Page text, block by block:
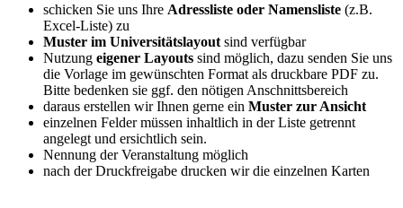
schicken Sie uns Ihre Adressliste oder Namensliste (z.B.
Excel-Liste) zu
Muster im Universitätslayout sind verfügbar
Nutzung eigener Layouts sind möglich, dazu senden Sie uns
die Vorlage im gewünschten Format als druckbare PDF zu.
Bitte bedenken sie ggf. den nötigen Anschnittsbereich
daraus erstellen wir Ihnen gerne ein Muster zur Ansicht
einzelnen Felder müssen inhaltlich in der Liste getrennt
angelegt und ersichtlich sein.
Nennung der Veranstaltung möglich
nach der Druckfreigabe drucken wir die einzelnen Karten